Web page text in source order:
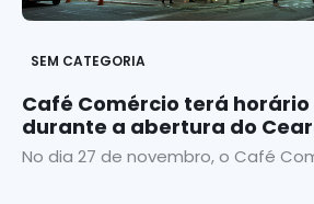
SEM CATEGORIA
Café Comércio terá
durante a abertura do
No dia 27 de novembro, o Café